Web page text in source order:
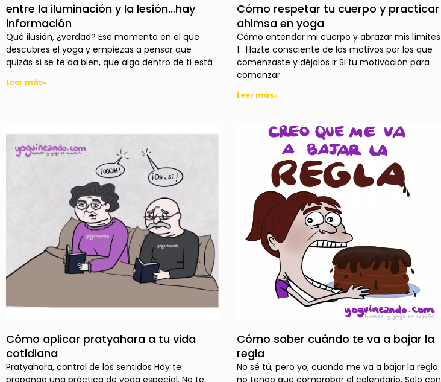
entre la iluminación y la lesión…hay
información
Qué ilusión, ¿verdad? Ese momento en el que
descubres el yoga y empiezas a pensar que
quizás sí se te da bien, que algo dentro de ti está
Leer más»
Cómo respetar tu cuerpo y practicar
ahimsa en yoga
Cómo entender mi cuerpo y abrazar mis límites
1. Hazte consciente de los motivos por los que
comenzaste y déjalos ir Si tu motivación para
comenzar
Leer más»
Cómo aplicar pratyahara a tu vida
cotidiana
Pratyahara, control de los sentidos Hoy te
propongo una práctica de yoga especial. No te
Cómo saber cuándo te va a bajar la
regla
No sé tú, pero yo, cuando me va a bajar la regla
no tengo que comprobar el calendario. Solo con